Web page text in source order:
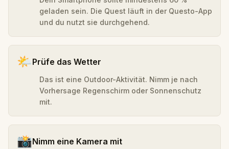
geladen sein. Die Quest läuft in der Questo-App
und du nutzt sie durchgehend.
🌤️Prüfe das Wetter
Das ist eine Outdoor-Aktivität. Nimm je nach
Vorhersage Regenschirm oder Sonnenschutz
mit.
📸Nimm eine Kamera mit